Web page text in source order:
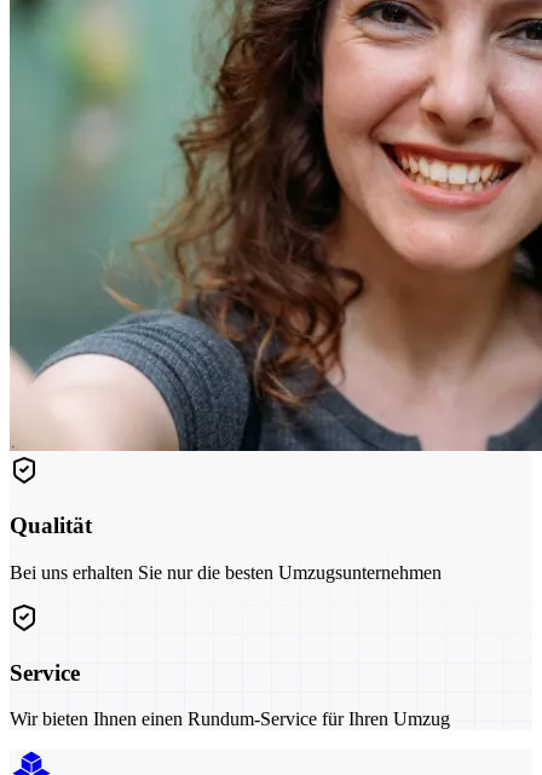
Qualität
Bei uns erhalten Sie nur die besten Umzugsunternehmen
Service
Wir bieten Ihnen einen Rundum-Service für Ihren Umzug